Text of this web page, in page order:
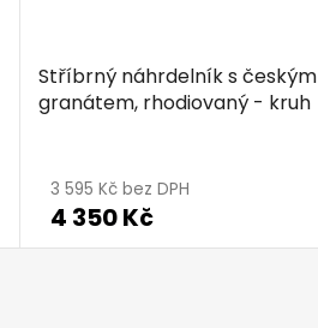
Stříbrný náhrdelník s českým
granátem, rhodiovaný - kruh
3 595 Kč bez DPH
4 350 Kč